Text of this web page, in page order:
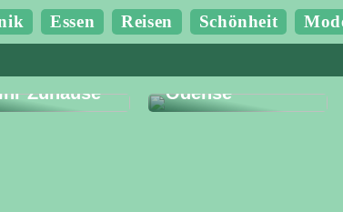
Essen Reisen Schönheit
Ersparnis
Zuhause
he Erlebnisse in
Odense